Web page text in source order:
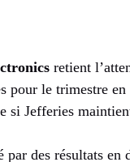
retient
pour le trimestre
si Jefferies
par des résultats en